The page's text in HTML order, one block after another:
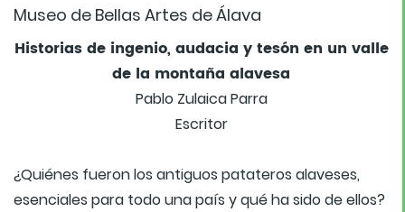
Museo de Bellas Artes de Álava
Historias de ingenio, audacia y tesón en un valle
de la montaña alavesa
Pablo Zulaica Parra
Escritor
¿Quiénes fueron los antiguos patateros alaveses,
esenciales para todo una país y qué ha sido de ellos?